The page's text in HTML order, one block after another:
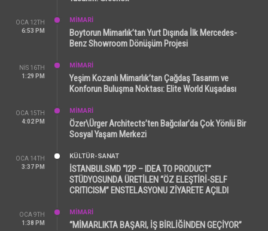
OCA 12TH
6:53 PM
MİMARİ
Boytorun Mimarlık’tan Yurt Dışında İlk Mercedes-
Benz Showroom Dönüşüm Projesi
NIS 16TH
1:29 PM
MİMARİ
Yeşim Kozanlı Mimarlık’tan Çağdaş Tasarım ve
Konforun Buluşma Noktası: Elite World Kuşadası
OCA 15TH
4:02 PM
MİMARİ
Özer\Ürger Architects’ten Bağcılar’da Çok Yönlü Bir
Sosyal Yaşam Merkezi
OCA 14TH
3:37 PM
KÜLTÜR-SANAT
İSTANBULSMD “I2P – IDEA TO PRODUCT”
STÜDYOSUNDA ÜRETİLEN “ÖZ ELEŞTİRİ-SELF
CRITICISM” ENSTELASYONU ZİYARETE AÇILDI
OCA 9TH
1:38 PM
MİMARİ
“MİMARLIKTA BAŞARI, İŞ BİRLİĞİNDEN GEÇİYOR”